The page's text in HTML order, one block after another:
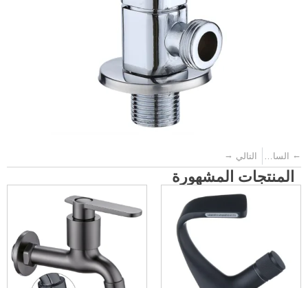
← السابق التالي →
المنتجات المشهورة